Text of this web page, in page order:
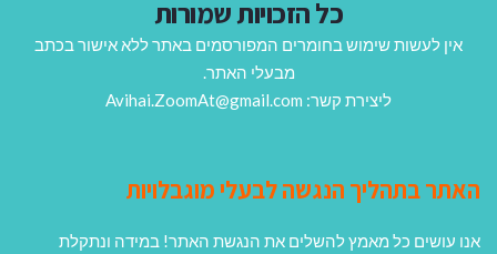
כל הזכויות שמורות
אין לעשות שימוש בחומרים המפורסמים באתר ללא אישור בכתב
מבעלי האתר.
ליצירת קשר: Avihai.ZoomAt@gmail.com
האתר בתהליך הנגשה לבעלי מוגבלויות
אנו עושים כל מאמץ להשלים את הנגשת האתר! במידה ונתקלת